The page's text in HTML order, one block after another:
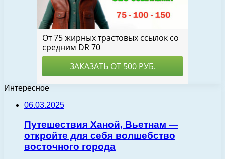
Интересное
06.03.2025
Путешествия Ханой, Вьетнам —
откройте для себя волшебство
восточного города